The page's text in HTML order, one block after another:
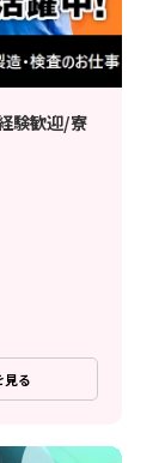
験歓迎/寮
見る